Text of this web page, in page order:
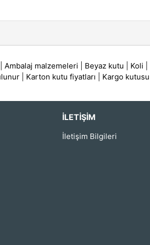
Ambalaj malzemeleri Beyaz kutu Koli
Karton kutu fiyatları Kargo kutusu
İLETIŞIM
İletişim Bilgileri